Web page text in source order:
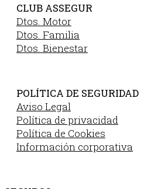
CLUB ASSEGUR
Dtos. Motor
Dtos. Familia
Dtos. Bienestar
POLÍTICA DE SEGURIDAD
Aviso Legal
Política de privacidad
Política de Cookies
Información corporativa